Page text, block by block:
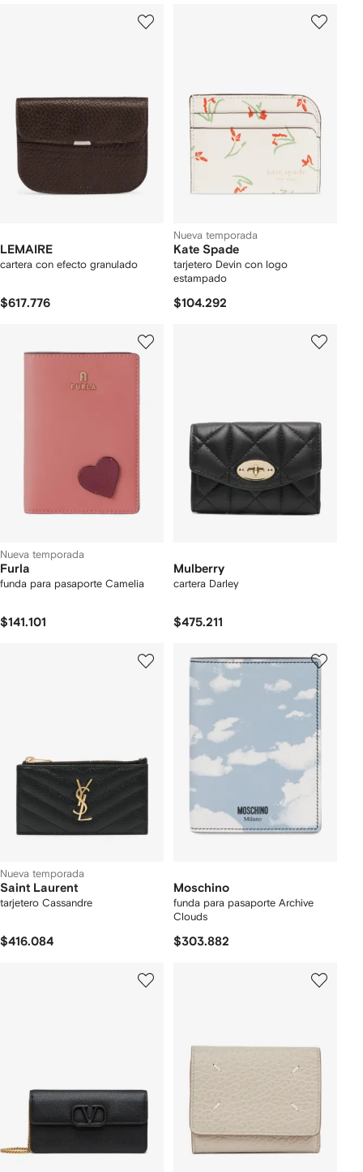
LEMAIRE
cartera con efecto granulado
$617.776
Nueva temporada
Kate Spade
tarjetero Devin con logo
estampado
$104.292
Nueva temporada
Furla
funda para pasaporte Camelia
$141.101
Mulberry
cartera Darley
$475.211
Nueva temporada
Saint Laurent
tarjetero Cassandre
$416.084
Moschino
funda para pasaporte Archive
Clouds
$303.882